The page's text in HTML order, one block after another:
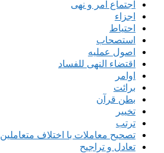
اجتماع امر و نهی
اجزاء
احتیاط
استصحاب
اصول عملیه
اقتضاء النهی للفساد
اوامر
برائت
بطن قرآن
تخییر
ترتب
تصحیح معاملات با اختلاف متعاملین
تعادل و تراجیح